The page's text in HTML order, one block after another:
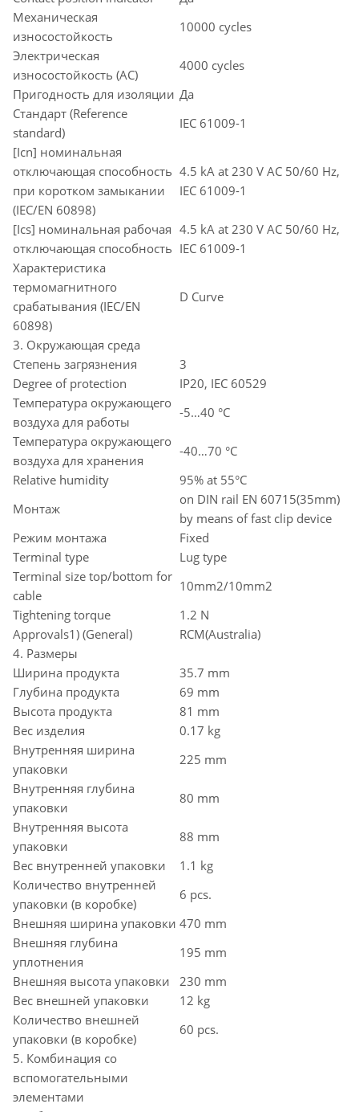
Механическая
износостойкость
10000 cycles
Электрическая
износостойкость (AC)
4000 cycles
Пригодность для изоляции Да
Стандарт (Reference
standard)
IEC 61009-1
[Icn] номинальная
отключающая способность
при коротком замыкании
(IEC/EN 60898)
4.5 kA at 230 V AC 50/60 Hz,
IEC 61009-1
[Ics] номинальная рабочая
отключающая способность
4.5 kA at 230 V AC 50/60 Hz,
IEC 61009-1
Характеристика
термомагнитного
срабатывания (IEC/EN
60898)
D Curve
3. Окружающая среда
Степень загрязнения
3
Degree of protection
IP20, IEC 60529
Температура окружающего
воздуха для работы
-5…40 °C
Температура окружающего
воздуха для хранения
-40…70 °C
Relative humidity
95% at 55°C
Монтаж
on DIN rail EN 60715(35mm)
by means of fast clip device
Режим монтажа
Fixed
Terminal type
Lug type
Terminal size top/bottom for
cable
10mm2/10mm2
Tightening torque
1.2 N
Approvals1) (General)
RCM(Australia)
4. Размеры
Ширина продукта
35.7 mm
Глубина продукта
69 mm
Высота продукта
81 mm
Вес изделия
0.17 kg
Внутренняя ширина
упаковки
225 mm
Внутренняя глубина
упаковки
80 mm
Внутренняя высота
упаковки
88 mm
Вес внутренней упаковки
1.1 kg
Количество внутренней
упаковки (в коробке)
6 pcs.
Внешняя ширина упаковки 470 mm
Внешняя глубина
уплотнения
195 mm
Внешняя высота упаковки
230 mm
Вес внешней упаковки
12 kg
Количество внешней
упаковки (в коробке)
60 pcs.
5. Комбинация со
вспомогательными
элементами